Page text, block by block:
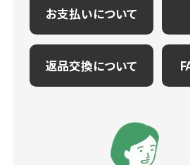
お支払いについて
返品交換について